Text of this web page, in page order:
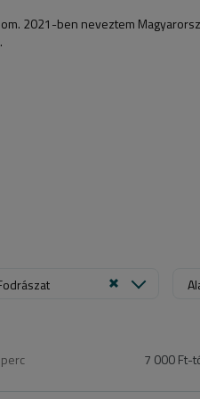
2021-ben neveztem
perc 7 000 Ft-